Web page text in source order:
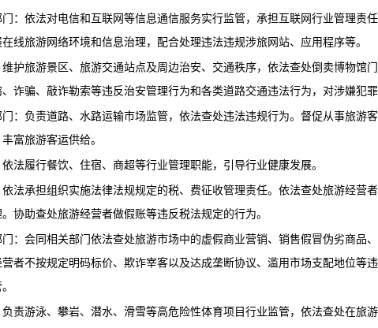
：依法对电信和互联网等信息通信服务实行监管，承担互联网行业管理责
线旅游网络环境和信息治理，配合处理违法违规涉旅网站、应用程序等。
护旅游景区、旅游交通站点及周边治安、交通秩序，依法查处倒卖博物馆
诈骗、敲诈勒索等违反治安管理行为和各类道路交通违法行为，对涉嫌犯罪
：负责道路、水路运输市场监管，依法查处违法违规行为。督促从事旅游
富旅游客运供给。
法履行餐饮、住宿、商超等行业管理职能，引导行业健康发展。
法承担组织实施法律法规规定的税、费征收管理责任。依法查处旅游经营
协助查处旅游经营者做假账等违反税法规定的行为。
：会同相关部门依法查处旅游市场中的虚假商业营销、销售假冒伪劣商品
者不按规定明码标价、欺诈宰客以及达成垄断协议、滥用市场支配地位等
责游泳、攀岩、潜水、滑雪等高危险性体育项目行业监管，依法查处在旅